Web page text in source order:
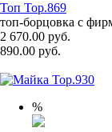
Топ Top.869
топ-борцовка с
2 670.00 руб.
890.00 руб.
%